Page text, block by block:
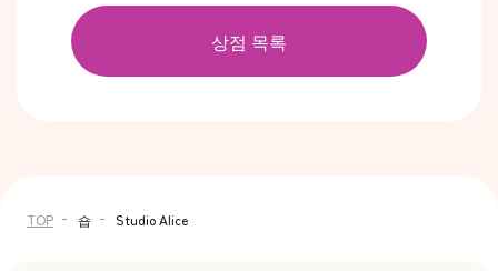
상점 목록
TOP 숍 Studio Alice